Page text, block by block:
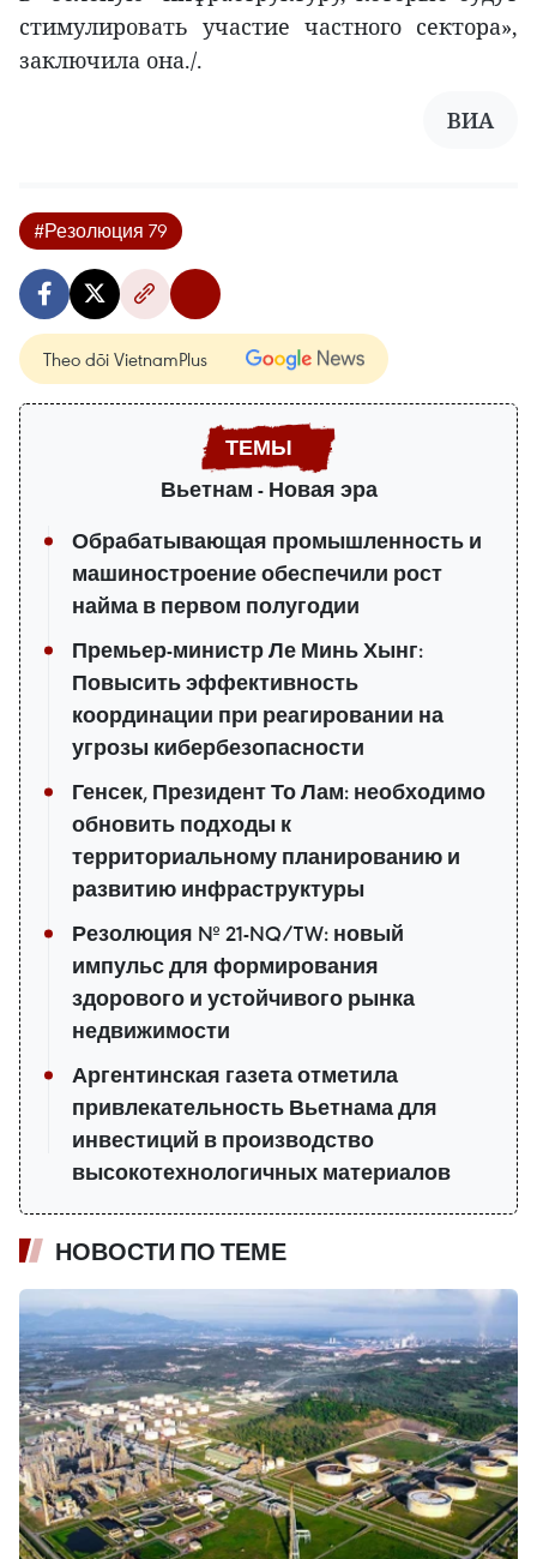
стимулировать участие частного сектора»,
заключила она./.
ВИА
#Резолюция 79
Theo dõi VietnamPlus
Вьетнам - Новая эра
Обрабатывающая промышленность и
машиностроение обеспечили рост
найма в первом полугодии
Премьер-министр Ле Минь Хынг:
Повысить эффективность
координации при реагировании на
угрозы кибербезопасности
Генсек, Президент То Лам: необходимо
обновить подходы к
территориальному планированию и
развитию инфраструктуры
Резолюция № 21-NQ/TW: новый
импульс для формирования
здорового и устойчивого рынка
недвижимости
Аргентинская газета отметила
привлекательность Вьетнама для
инвестиций в производство
высокотехнологичных материалов
НОВОСТИ ПО ТЕМЕ